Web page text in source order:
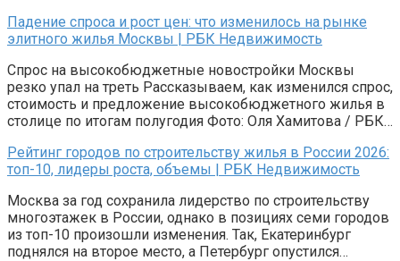
Падение спроса и рост цен: что изменилось на рынке
элитного жилья Москвы | РБК Недвижимость
Спрос на высокобюджетные новостройки Москвы
резко упал на треть Рассказываем, как изменился спрос,
стоимость и предложение высокобюджетного жилья в
столице по итогам полугодия Фото: Оля Хамитова / РБК…
Рейтинг городов по строительству жилья в России 2026:
топ-10, лидеры роста, объемы | РБК Недвижимость
Москва за год сохранила лидерство по строительству
многоэтажек в России, однако в позициях семи городов
из топ-10 произошли изменения. Так, Екатеринбург
поднялся на второе место, а Петербург опустился…